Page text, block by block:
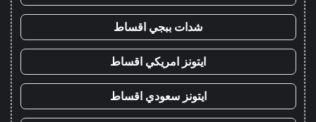
شدات ببجي اقساط
ايتونز امريكي اقساط
ايتونز سعودي اقساط